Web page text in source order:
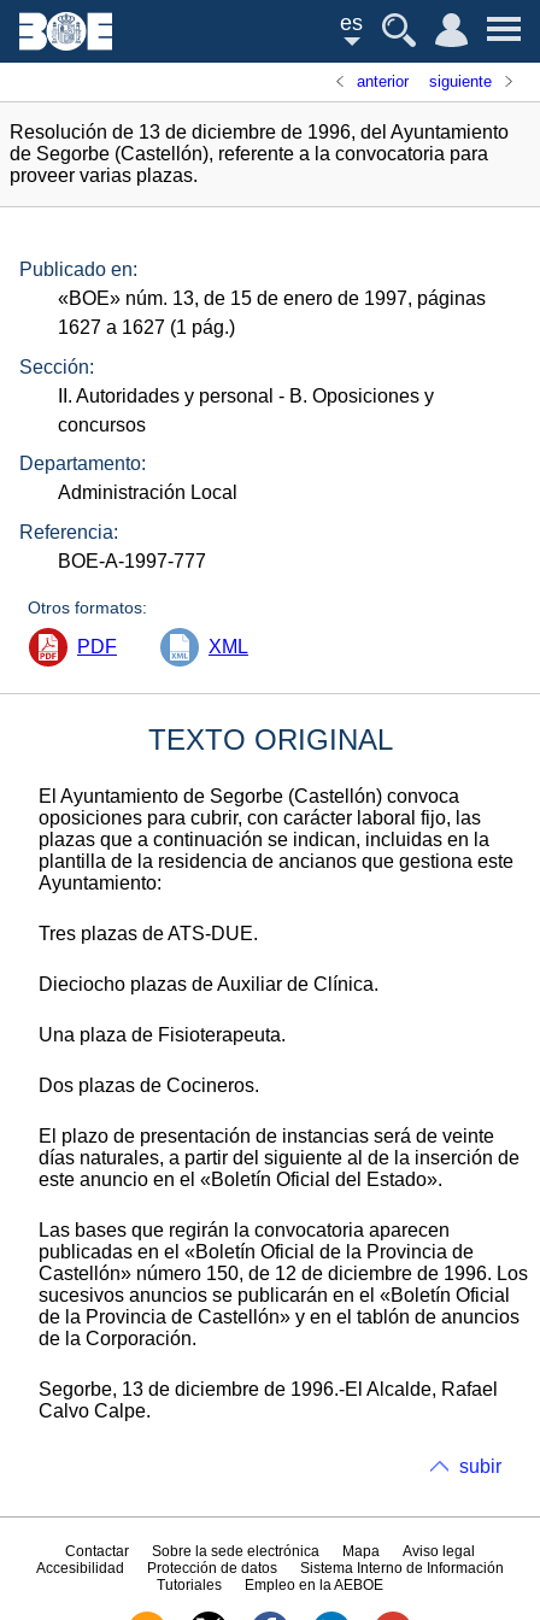
es
anterior siguiente
Resolución de 13 de diciembre de 1996, del Ayuntamiento
de Segorbe (Castellón), referente a la convocatoria para
proveer varias plazas.
Publicado en:
«BOE» núm. 13, de 15 de enero de 1997, páginas
1627 a 1627 (1 pág.)
Sección:
II. Autoridades y personal - B. Oposiciones y
concursos
Departamento:
Administración Local
Referencia:
BOE-A-1997-777
Otros formatos:
PDF XML
TEXTO ORIGINAL
El Ayuntamiento de Segorbe (Castellón) convoca
oposiciones para cubrir, con carácter laboral fijo, las
plazas que a continuación se indican, incluidas en la
plantilla de la residencia de ancianos que gestiona este
Ayuntamiento:
Tres plazas de ATS-DUE.
Dieciocho plazas de Auxiliar de Clínica.
Una plaza de Fisioterapeuta.
Dos plazas de Cocineros.
El plazo de presentación de instancias será de veinte
días naturales, a partir del siguiente al de la inserción de
este anuncio en el «Boletín Oficial del Estado».
Las bases que regirán la convocatoria aparecen
publicadas en el «Boletín Oficial de la Provincia de
Castellón» número 150, de 12 de diciembre de 1996. Los
sucesivos anuncios se publicarán en el «Boletín Oficial
de la Provincia de Castellón» y en el tablón de anuncios
de la Corporación.
Segorbe, 13 de diciembre de 1996.-El Alcalde, Rafael
Calvo Calpe.
subir
Contactar Sobre la sede electrónica Mapa
Aviso legal
Accesibilidad
Protección de datos
Sistema Interno de Información
Tutoriales
Empleo en la AEBOE